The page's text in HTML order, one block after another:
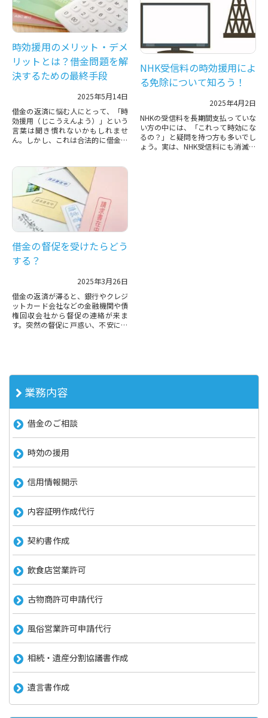
時効援用のメリット・デメ
リットとは？借金問題を解
決するための最終手段
2025年5月14日
借金の返済に悩む人にとって、「時
効援用（じこうえんよう）」という
言葉は聞き慣れないかもしれませ
ん。しかし、これは合法的に借金の
思...
NHK受信料の時効援用によ
る免除について知ろう！
2025年4月2日
NHKの受信料を長期間支払っていな
い方の中には、「これって時効にな
るの？」と疑問を持つ方も多いでし
ょう。実は、NHK受信料にも消滅時
借金の督促を受けたらどう
する？
2025年3月26日
借金の返済が滞ると、銀行やクレジ
ットカード会社などの金融機関や債
権回収会社から督促の連絡が来ま
す。突然の督促に戸惑い、不安にな
業務内容
借金のご相談
時効の援用
信用情報開示
内容証明作成代行
契約書作成
飲食店営業許可
古物商許可申請代行
風俗営業許可申請代行
相続・遺産分割協議書作成
遺言書作成